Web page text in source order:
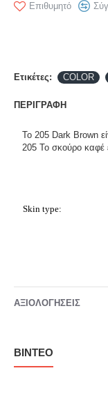
Επιθυμητό
Ετικέτες: COLOR
ΠΕΡΙΓΡΑΦΉ
Το 205 Dark Brown
205 Το σκούρο καφέ
Skin type:
ΑΞΙΟΛΟΓΉΣΕΙΣ
ΒΊΝΤΕΟ